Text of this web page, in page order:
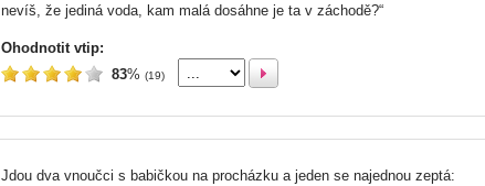
nevíš, že jediná voda, kam malá dosáhne je ta v záchodě?“
Ohodnotit vtip:
83% (19)
Jdou dva vnoučci s babičkou na procházku a jeden se najednou zeptá: